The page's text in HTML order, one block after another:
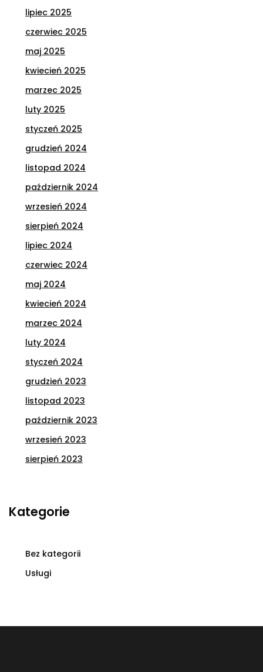
lipiec 2025
czerwiec 2025
maj 2025
kwiecień 2025
marzec 2025
luty 2025
styczeń 2025
grudzień 2024
listopad 2024
październik 2024
wrzesień 2024
sierpień 2024
lipiec 2024
czerwiec 2024
maj 2024
kwiecień 2024
marzec 2024
luty 2024
styczeń 2024
grudzień 2023
listopad 2023
październik 2023
wrzesień 2023
sierpień 2023
Kategorie
Bez kategorii
Usługi